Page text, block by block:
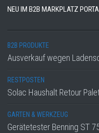
NEU IM B2B MARKPLATZ
B2B PRODUKTE
Ausverkauf wegen
RESTPOSTEN
Solac Haushalt Retour
GARTEN & WERKZEUG
Gerätetester Benning ST